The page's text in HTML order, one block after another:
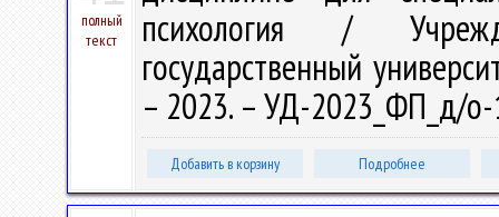
полный
текст
психология /
государственный
– 2023. – УД-2023_ФП_д/
Добавить в корзину Подробнее